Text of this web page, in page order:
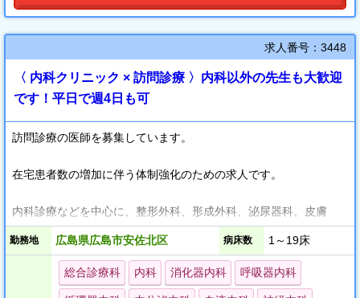
求人番号：3448
〈 内科クリニック × 訪問診療 〉内科以外の先生も大歓迎
です！平日で週4日も可
訪問診療の医師を募集しています。
在宅患者数の増加に伴う体制強化のための求人です。
内科診療などを中心に、整形外科、形成外科、泌尿器科、皮膚
科、眼科、精神科などの複数科の訪問診療のニーズも高まってい
ますので、内科だけでなく、各専門領域の先生もぜひお問い合わ
せください。
勤務地 広島県広島市安佐北区 病床数 1～19床
総合診療科 内科 消化器内科 呼吸器内科